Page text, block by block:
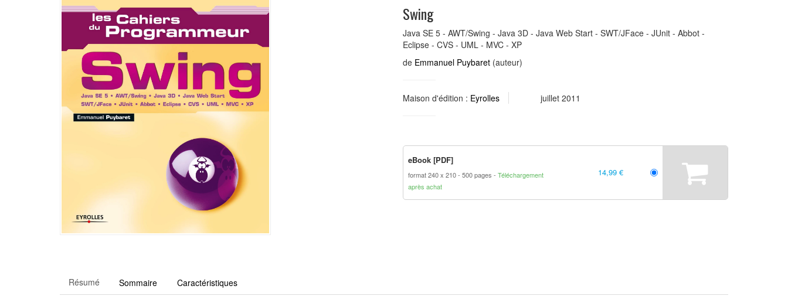
Swing
Java SE 5 - AWT/Swing - Java 3D - Java Web Start - SWT/JFace - JUnit - Abbot -
Eclipse - CVS - UML - MVC - XP
de Emmanuel Puybaret (auteur)
Maison d'édition : Eyrolles juillet 2011
eBook [PDF]
format 240 x 210 500 pages
Téléchargement
après achat
14,99 €
Résumé Sommaire Caractéristiques